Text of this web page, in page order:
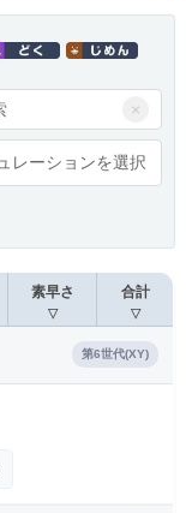
×
レーションを選択
素早さ
▽
合計
▽
第6世代(XY)